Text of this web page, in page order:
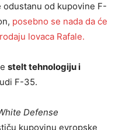
od kupovine F-
posebno se nada da će
lovaca Rafale.
stelt tehnologiju i
F-35.
Defense
kupovinu evropske